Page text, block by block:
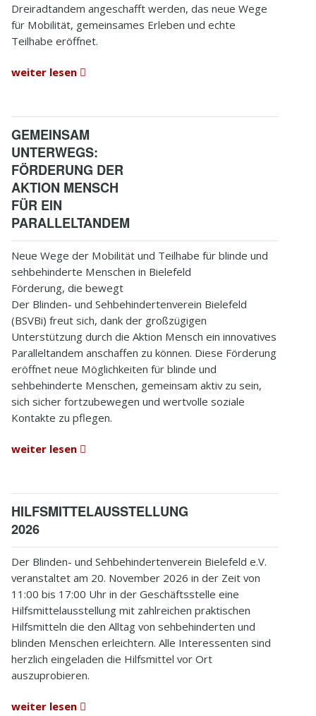
5.3
Mobilität
Dreiradtandem angeschafft werden, das neue Wege
für Mobilität, gemeinsames Erleben und echte
Teilhabe eröffnet.
weiter lesen
GEMEINSAM
UNTERWEGS:
FÖRDERUNG DER
AKTION MENSCH
FÜR EIN
PARALLELTANDEM
Neue Wege der Mobilität und Teilhabe für blinde und
sehbehinderte Menschen in Bielefeld
Förderung, die bewegt
Der Blinden- und Sehbehindertenverein Bielefeld
(BSVBi) freut sich, dank der großzügigen
Unterstützung durch die Aktion Mensch ein innovatives
Paralleltandem anschaffen zu können. Diese Förderung
eröffnet neue Möglichkeiten für blinde und
sehbehinderte Menschen, gemeinsam aktiv zu sein,
sich sicher fortzubewegen und wertvolle soziale
Kontakte zu pflegen.
weiter lesen
HILFSMITTELAUSSTELLUNG
2026
Der Blinden- und Sehbehindertenverein Bielefeld e.V.
veranstaltet am 20. November 2026 in der Zeit von
11:00 bis 17:00 Uhr in der Geschäftsstelle eine
Hilfsmittelausstellung mit zahlreichen praktischen
Hilfsmitteln die den Alltag von sehbehinderten und
blinden Menschen erleichtern. Alle Interessenten sind
herzlich eingeladen die Hilfsmittel vor Ort
auszuprobieren.
weiter lesen